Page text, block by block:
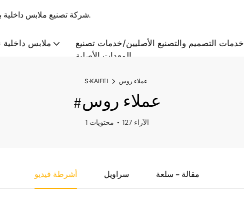
S·KAIFEI - شركة تصنيع ملابس داخلية بالجملة والتخصيص منذ عام 2008، تقدم حلولاً متكاملة.
ملابس داخلية
خدمات التصميم والتصنيع الأصليين/خدمات تصنيع
المعدات الأصلية
S·KAIFEI عملاء روس
#عملاء روس
1 محتويات 127 الآراء
أشرطة فيديو سراويل مقالة - سلعة